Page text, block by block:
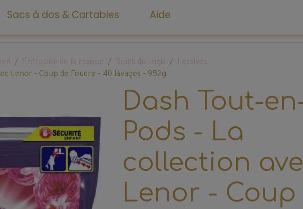
Sacs à dos & Cartables
Aide
Entretien de la maison Soins du linge
Lessives
Lenor - Coup de Foudre - 40 lavages - 952g
Dash Tout-
Pods - La
collection
Lenor - Coup